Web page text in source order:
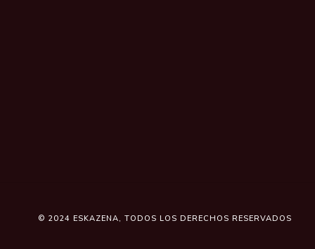
© 2024 ESKAZENA, TODOS LOS DERECHOS RESERVADOS